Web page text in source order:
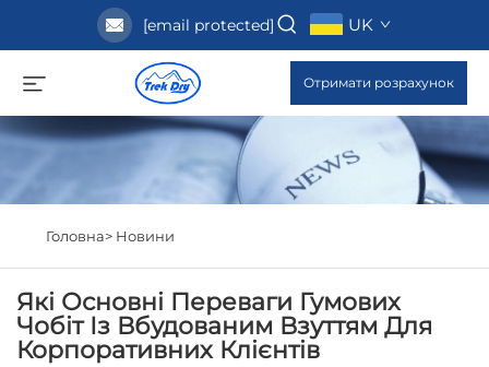
[email protected] UK
Отримати розрахунок
Головна> Новини
Які Основні Переваги Гумових
Чобіт Із Вбудованим Взуттям Для
Корпоративних Клієнтів